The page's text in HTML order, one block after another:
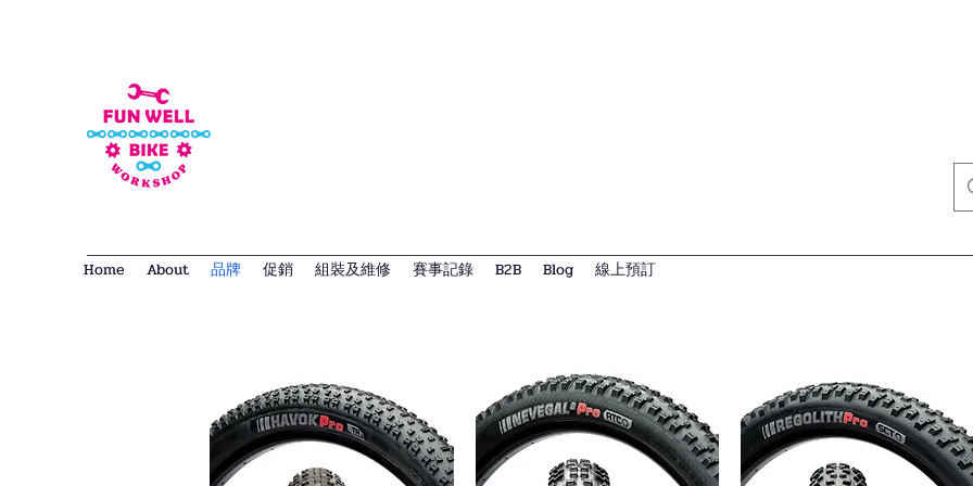
Home About 品牌 促銷 組裝及維修 賽事記錄 B2B Blog 線上預訂